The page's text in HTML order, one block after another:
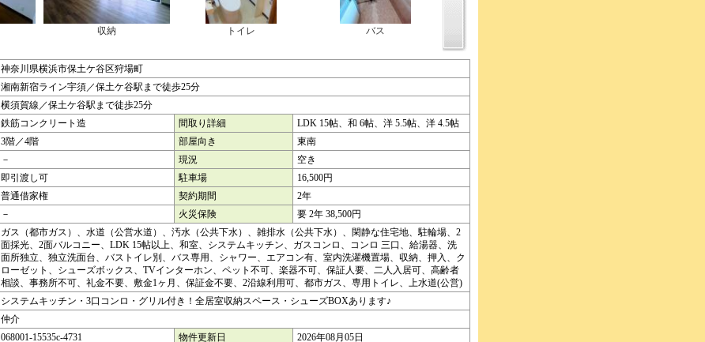
収納 トイレ バス
神奈川県横浜市保土ケ谷区狩場町
湘南新宿ライン宇須／保土ケ谷駅まで徒歩25分
横須賀線／保土ケ谷駅まで徒歩25分
鉄筋コンクリート造 間取り詳細
LDK 15帖、和 6帖、洋 5.5帖、洋 4.5帖
3階／4階 部屋向き
東南
－ 現況
空き
即引渡し可 駐車場
16,500円
普通借家権 契約期間
2年
－ 火災保険 要 2年 38,500円
ガス（都市ガス）、水道（公営水道）、汚水（公共下水）、雑排水（公共下水）、閑静な住宅地、駐輪場、2
面採光、2面バルコニー、LDK 15帖以上、和室、システムキッチン、ガスコンロ、コンロ 三口、給湯器、洗
面所独立、独立洗面台、バストイレ別、バス専用、シャワー、エアコン有、室内洗濯機置場、収納、押入、ク
ローゼット、シューズボックス、TVインターホン、ペット不可、楽器不可、保証人要、二人入居可、高齢者
相談、事務所不可、礼金不要、敷金1ヶ月、保証金不要、2沿線利用可、都市ガス、専用トイレ、上水道(公営)
システムキッチン・3口コンロ・グリル付き！全居室収納スペース・シューズBOXあります♪
仲介
068001-15535c-4731 物件更新日 2026年08月05日